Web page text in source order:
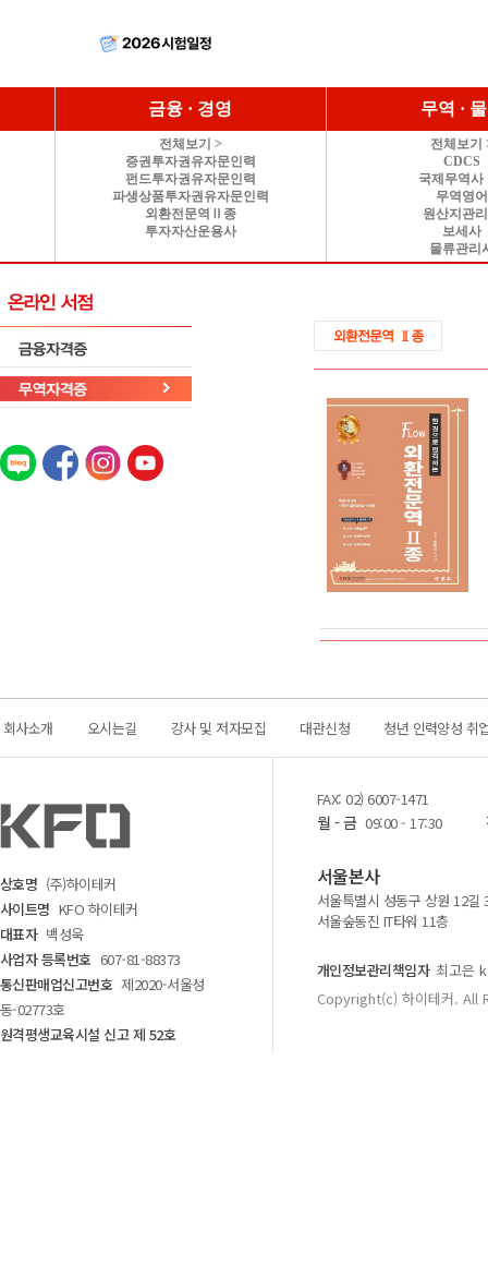
금융 · 경영
전체보기 >
증권투자권유자문인력
펀드투자권유자문인력
파생상품투자권유자문인력
외환전문역Ⅱ종
투자자산운용사
무역 ·
전체보기
CDCS
국제무역사
무역영어
원산지관
보세사
물류관리
회사소개 오시는길 강사 및 저자모집 대관신청 청년 인력양성 취
상호명 (주)하이테커
사이트명 KFO 하이테커
대표자 백성욱
사업자 등록번호 607-81-88373
통신판매업신고번호 제2020-서울성
동-02773호
원격평생교육시설 신고 제 52호
FAX: 02) 6007-1471
월 - 금 09:00 - 17:30
서울본사
서울특별시 성동구 상원 12길
서울숲동진 IT타워 11층
개인정보관리책임자 최고은
Copyright(c) 하이테커.